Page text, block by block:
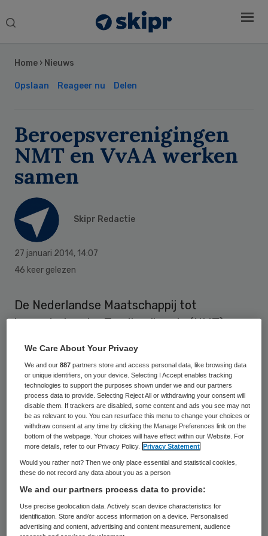
Search
Home › Nieuws
Opslaan Reageer nu Delen
Beroepsverenigingen
NMT en VvAA werken
samen
Skipr Redactie
27 januari 2014, 14:07
46 keer gelezen
De Nederlandse Maatschappij tot
bevordering der Tandheelkunde (NMT) en
zorgprofessionals VvAA gaan intensiever
samenwerken. Zij hebben een
intentieovereenkomst geslotenBeide
organisaties willen kennis en krachten
bundelen om hun leden gerichter advies te
kunnen geven.
De NMT draagt onder meer de
adviesdiensten onder de naam ‘NMT Advies
op Maat’ over aan VvAA. Deze heeft een
apart adviesteam geformeerd dat
Sidebar
We Care About Your Privacy
We and our887 partners store and access personal data, like browsing data
or unique identifiers, on your device. Selecting I Accept enables tracking
technologies to support the purposes shown under we and our partners
process data to provide. Selecting Reject All or withdrawing your consent will
disable them. If trackers are disabled, some content and ads you see may not
be as relevant to you. You can resurface this menu to change your choices or
withdraw consent at any time by clicking the Manage Preferences link on the
bottom of the webpage. Your choices will have effect within our Website. For
more details, refer to our Privacy Policy.
Privacy Statement
Would you rather not? Then we only place essential and statistical cookies,
these do not record any data about you as a person
We and our partners process data to provide:
Use precise geolocation data. Actively scan device characteristics for
identification. Store and/or access information on a device. Personalised
advertising and content, advertising and content measurement, audience